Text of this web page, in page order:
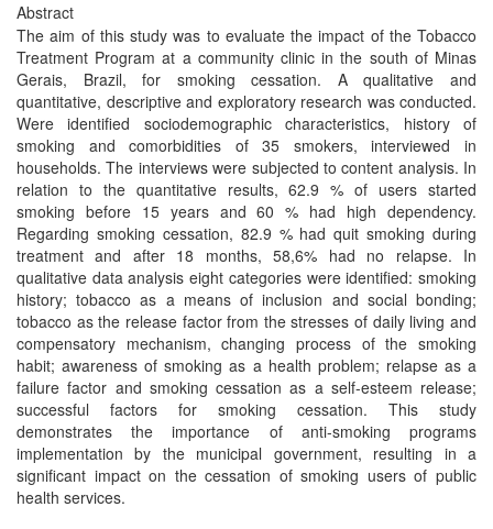
Abstract
The aim of this study was to evaluate the impact of the Tobacco
Treatment Program at a community clinic in the south of Minas
Gerais, Brazil, for smoking cessation. A qualitative and
quantitative, descriptive and exploratory research was conducted.
Were identified sociodemographic characteristics, history of
smoking and comorbidities of 35 smokers, interviewed in
households. The interviews were subjected to content analysis. In
relation to the quantitative results, 62.9 % of users started
smoking before 15 years and 60 % had high dependency.
Regarding smoking cessation, 82.9 % had quit smoking during
treatment and after 18 months, 58,6% had no relapse. In
qualitative data analysis eight categories were identified: smoking
history; tobacco as a means of inclusion and social bonding;
tobacco as the release factor from the stresses of daily living and
compensatory mechanism, changing process of the smoking
habit; awareness of smoking as a health problem; relapse as a
failure factor and smoking cessation as a self-esteem release;
successful factors for smoking cessation. This study
demonstrates the importance of anti-smoking programs
implementation by the municipal government, resulting in a
significant impact on the cessation of smoking users of public
health services.